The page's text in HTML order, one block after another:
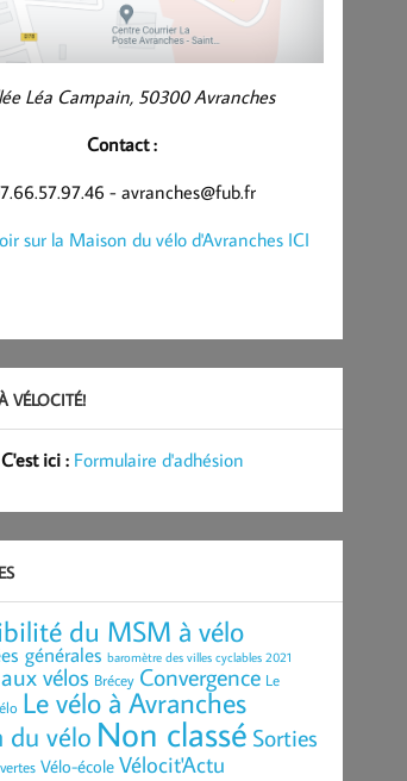
Léa Campain, 50300 Avranches
Contact :
- avranches@fub.fr
sur la Maison du vélo d'Avranches ICI
VÉLOCITÉ!
C'est ici : Formulaire d'adhésion
du MSM à vélo
générales baromètre des villes cyclables 2021
vélos Brécey Convergence Le
Le vélo à Avranches
du vélo Non classé Sorties
Vélo-école Vélocit'Actu